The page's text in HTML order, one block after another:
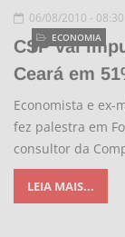
ECONOMIA
06/08/2010 - 08:30
CSP vai
Ceará em
Economista e ex-
fez palestra em
consultor da
LEIA MAIS...